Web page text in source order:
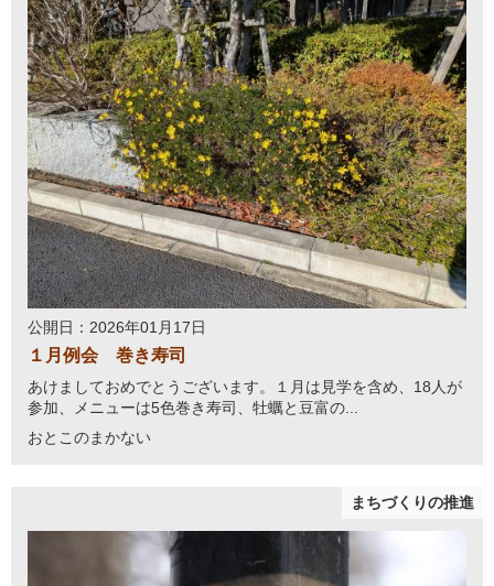
公開日：2026年01月17日
１月例会 巻き寿司
あけましておめでとうございます。１月は見学を含め、18人が
参加、メニューは5色巻き寿司、牡蠣と豆富の...
おとこのまかない
まちづくりの推進